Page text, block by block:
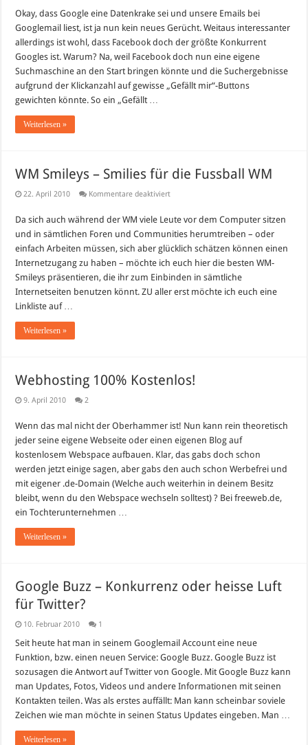
Okay, dass Google eine Datenkrake sei und unsere Emails bei
Googlemail liest, ist ja nun kein neues Gerücht. Weitaus interessanter
allerdings ist wohl, dass Facebook doch der größte Konkurrent
Googles ist. Warum? Na, weil Facebook doch nun eine eigene
Suchmaschine an den Start bringen könnte und die Suchergebnisse
aufgrund der Klickanzahl auf gewisse „Gefällt mir“-Buttons
gewichten könnte. So ein „Gefällt …
Weiterlesen »
WM Smileys – Smilies für die Fussball WM
22. April 2010 Kommentare deaktiviertfür
–
Smilies
für
die
WM
Da sich auch während der WM viele Leute vor dem Computer sitzen
und in sämtlichen Foren und Communities herumtreiben – oder
einfach Arbeiten müssen, sich aber glücklich schätzen können einen
Internetzugang zu haben – möchte ich euch hier die besten WM-
Smileys präsentieren, die ihr zum Einbinden in sämtliche
Internetseiten benutzen könnt. ZU aller erst möchte ich euch eine
Linkliste auf …
Weiterlesen »
Webhosting 100% Kostenlos!
9. April 2010 2
Wenn das mal nicht der Oberhammer ist! Nun kann rein theoretisch
jeder seine eigene Webseite oder einen eigenen Blog auf
kostenlosem Webspace aufbauen. Klar, das gabs doch schon
werden jetzt einige sagen, aber gabs den auch schon Werbefrei und
mit eigener .de-Domain (Welche auch weiterhin in deinem Besitz
bleibt, wenn du den Webspace wechseln solltest) ? Bei freeweb.de,
ein Tochterunternehmen …
Weiterlesen »
Google Buzz – Konkurrenz oder heisse Luft
für Twitter?
10. Februar 2010 1
Seit heute hat man in seinem Googlemail Account eine neue
Funktion, bzw. einen neuen Service: Google Buzz. Google Buzz ist
sozusagen die Antwort auf Twitter von Google. Mit Google Buzz kann
man Updates, Fotos, Videos und andere Informationen mit seinen
Kontakten teilen. Was als erstes auffällt: Man kann scheinbar soviele
Zeichen wie man möchte in seinen Status Updates eingeben. Man …
Weiterlesen »